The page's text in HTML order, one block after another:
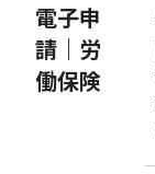
電子申
請｜労
働保険